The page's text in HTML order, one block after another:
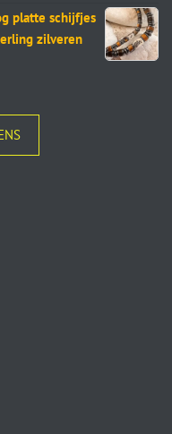
platte schijfjes
zilveren